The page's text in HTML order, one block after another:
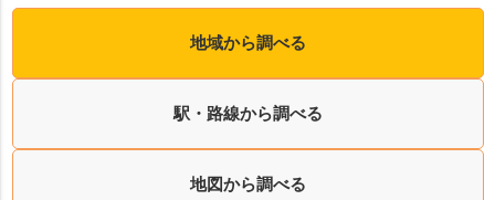
地域から調べる
駅・路線から調べる
地図から調べる